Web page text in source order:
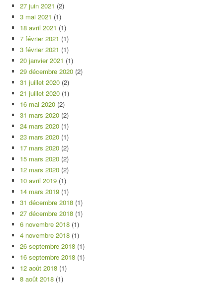
27 juin 2021 (2)
3 mai 2021 (1)
18 avril 2021 (1)
7 février 2021 (1)
3 février 2021 (1)
20 janvier 2021 (1)
29 décembre 2020 (2)
31 juillet 2020 (2)
21 juillet 2020 (1)
16 mai 2020 (2)
31 mars 2020 (2)
24 mars 2020 (1)
23 mars 2020 (1)
17 mars 2020 (2)
15 mars 2020 (2)
12 mars 2020 (2)
10 avril 2019 (1)
14 mars 2019 (1)
31 décembre 2018 (1)
27 décembre 2018 (1)
6 novembre 2018 (1)
4 novembre 2018 (1)
26 septembre 2018 (1)
16 septembre 2018 (1)
12 août 2018 (1)
8 août 2018 (1)